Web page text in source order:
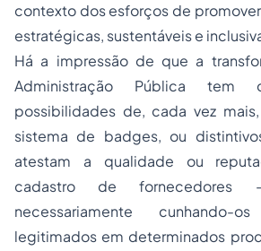
contexto dos esforços de
estratégicas, sustentáveis e
Há a impressão de que a
Administração Pública tem
possibilidades de, cada vez
sistema de badges, ou
atestam a qualidade ou
cadastro de fornecedores
necessariamente
legitimados em determinados